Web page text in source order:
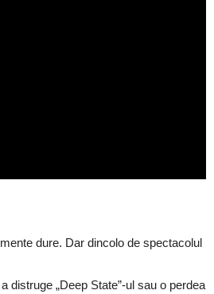
dure. Dar dincolo de spectacolul
„Deep State”-ul sau o perdea